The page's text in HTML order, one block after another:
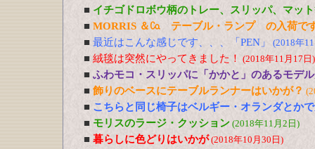
■ イチゴドロボウ柄のトレー、スリッパ、マッ
■ MORRIS ＆㏇ テーブル・ランプ の入荷で
■ 最近はこんな感じです、、、「PEN」 (2018年
■ 絨毯は突然にやってきました！ (2018年11月17日)
■ ふわモコ・スリッパに「かかと」のあるモデ
■ 飾りのベースにテーブルランナーはいかが？
■ こちらと同じ椅子はベルギー・オランダとか
■ モリスのラージ・クッション (2018年11月2日)
■ 暮らしに色どりはいかが(2018年10月30日)